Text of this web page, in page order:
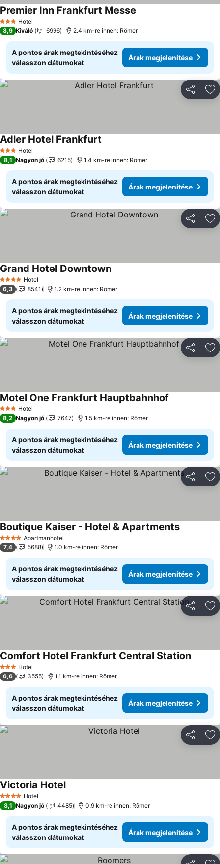
3 Kategória
Hotel
Premier Inn Frankfurt Messe
8,9 Kiváló 6996 2.4 km-re innen: Römer
A pontos árak megtekintéséhez
válasszon dátumokat
Árak megjelenítése
3 Kategória
Hotel
Adler Hotel Frankfurt
8,1 Nagyon jó 6215 1.4 km-re innen: Römer
A pontos árak megtekintéséhez
válasszon dátumokat
Árak megjelenítése
4 KategóriaHotel
Grand Hotel DowntownÁrak megjelenítése
6,3 8541 1.2 km-re innen: Römer
A pontos árak megtekintéséhez
válasszon dátumokat
Árak megjelenítése
3 Kategória
Hotel
Motel One Frankfurt Hauptbahnhof
8,2 Nagyon jó 7647 1.5 km-re innen: Römer
A pontos árak megtekintéséhez
válasszon dátumokat
Árak megjelenítése
4 KategóriaApartmanhotel
Boutique Kaiser - Hotel & ApartmentsÁrak
7,4 5688 1.0 km-re innen: Römer
A pontos árak megtekintéséhez
válasszon dátumokat
Árak megjelenítése
3 Kategória
Hotel
Comfort Hotel Frankfurt Central StationÁrak
6,6 3555 1.1 km-re innen: Römer
A pontos árak megtekintéséhez
válasszon dátumokat
Árak megjelenítése
4 KategóriaHotel
Victoria HotelÁrak megjelenítése
8,1 Nagyon jó 4485 0.9 km-re innen: Römer
A pontos árak megtekintéséhez
válasszon dátumokat
Árak megjelenítése